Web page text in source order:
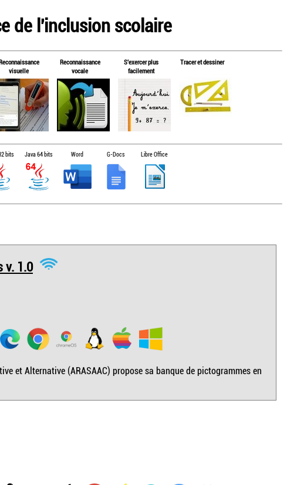
de l'inclusion scolaire
visuelle
Reconnaissance
vocale
S'exercer plus
facilement
Tracer et dessiner
bits Java 64 bits Word G-Docs Libre Office
v. 1.0
et Alternative (ARASAAC) propose sa banque de pictogrammes en